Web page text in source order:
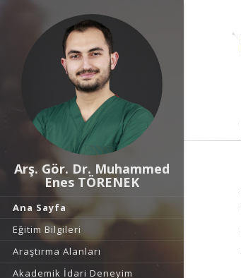
Arş. Gör. Dr. Muhammed
Enes TÖRENEK
Ana Sayfa
Eğitim Bilgileri
Araştırma Alanları
Akademik İdari Deneyim